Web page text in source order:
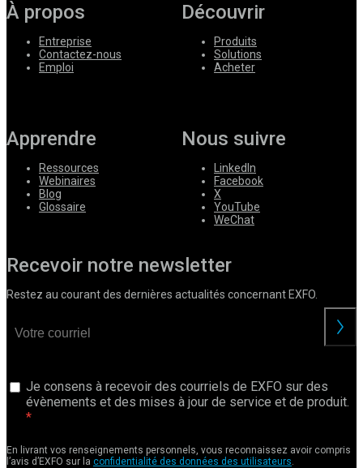
À propos
Entreprise
Contactez-nous
Emploi
Découvrir
Produits
Solutions
Acheter
Apprendre
Ressources
Webinaires
Blog
Glossaire
Nous suivre
LinkedIn
Facebook
X
YouTube
WeChat
Recevoir notre newsletter
Restez au courant des dernières actualités concernant EXFO.
Je consens à recevoir des courriels de EXFO sur des
évènements et des mises à jour de service et de produit.
En livrant vos renseignements personnels, vous reconnaissez avoir compris
l’avis d’EXFO sur la confidentialité des données des utilisateurs.